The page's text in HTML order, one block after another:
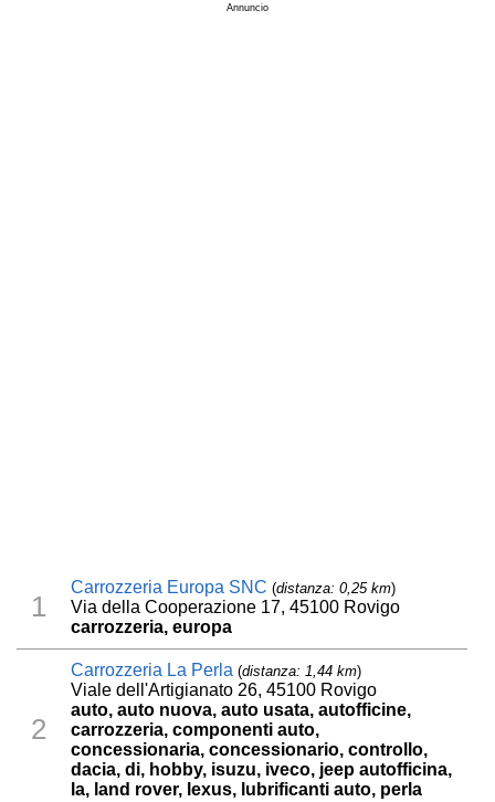
Annuncio
1
Carrozzeria Europa SNC (distanza: 0,25 km)
Via della Cooperazione 17, 45100 Rovigo
carrozzeria, europa
2
Carrozzeria La Perla (distanza: 1,44 km)
Viale dell'Artigianato 26, 45100 Rovigo
auto, auto nuova, auto usata, autofficine,
carrozzeria, componenti auto,
concessionaria, concessionario, controllo,
dacia, di, hobby, isuzu, iveco, jeep autofficina,
la, land rover, lexus, lubrificanti auto, perla